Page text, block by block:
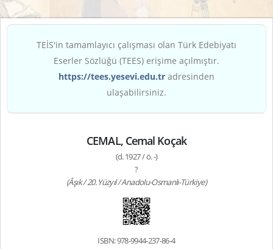
TEİS'in tamamlayıcı çalışması olan Türk Edebiyatı
Eserler Sözlüğü (TEES) erişime açılmıştır.
https://tees.yesevi.edu.tr adresinden
ulaşabilirsiniz.
CEMAL, Cemal Koçak
(d. 1927 / ö. -)
?
(Âşık / 20. Yüzyıl / Anadolu-Osmanlı-Türkiye)
ISBN: 978-9944-237-86-4